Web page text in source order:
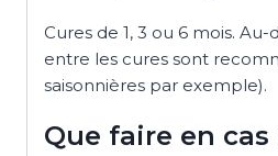
Cures de 1, 3 ou 6 mois.
entre les cures sont
saisonnières par exemple).
Que faire en